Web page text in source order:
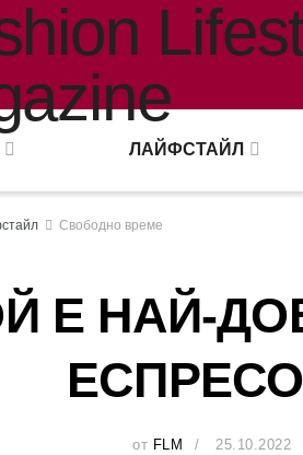
ЛАЙФСТАЙЛ
Свободно време
Е НАЙ-
от FLM 25.10.2022